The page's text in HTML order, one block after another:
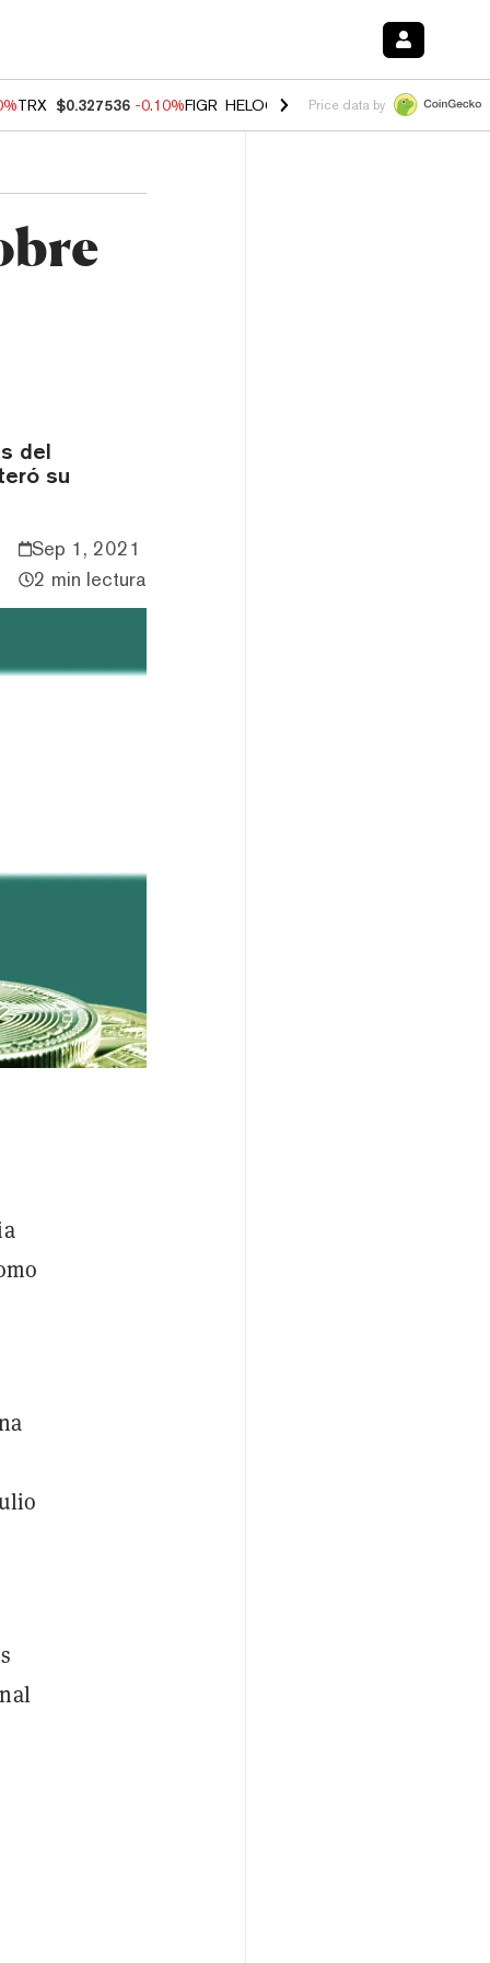
TRX $0.327536 -0.10%FIGR_HELOC $1.035 0.20%HYPE $55.58
Price data by
del
su
Sep 1, 2021
2 min lectura